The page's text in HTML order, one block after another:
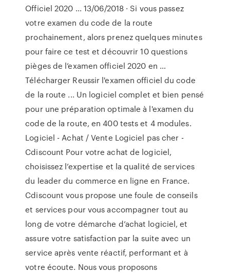
Officiel 2020 ... 13/06/2018 · Si vous passez
votre examen du code de la route
prochainement, alors prenez quelques minutes
pour faire ce test et découvrir 10 questions
pièges de l’examen officiel 2020 en …
Télécharger Reussir l'examen officiel du code
de la route ... Un logiciel complet et bien pensé
pour une préparation optimale à l'examen du
code de la route, en 400 tests et 4 modules.
Logiciel - Achat / Vente Logiciel pas cher -
Cdiscount Pour votre achat de logiciel,
choisissez l’expertise et la qualité de services
du leader du commerce en ligne en France.
Cdiscount vous propose une foule de conseils
et services pour vous accompagner tout au
long de votre démarche d’achat logiciel, et
assure votre satisfaction par la suite avec un
service après vente réactif, performant et à
votre écoute. Nous vous proposons